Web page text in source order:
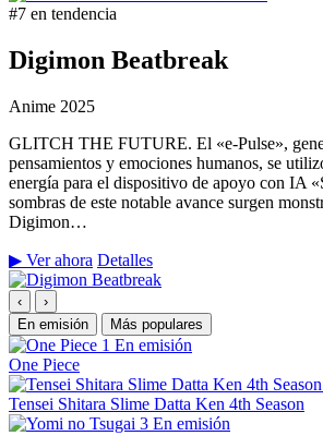
#7 en tendencia
Digimon Beatbreak
Anime 2025
GLITCH THE FUTURE. El «e-Pulse»,
pensamientos y emociones humanos, se
energía para el dispositivo de apoyo con IA
sombras de este notable avance surgen
Digimon…
▶ Ver ahora Detalles
‹
›
En emisión
Más populares
1 En emisión
One Piece
Tensei Shitara Slime Datta Ken 4th Season
3 En emisión